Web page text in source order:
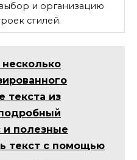
и организацию
стилей.
несколько
текста из
и полезные
текст с помощью